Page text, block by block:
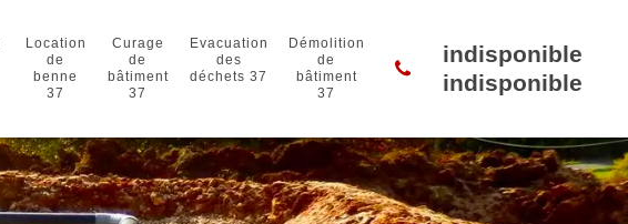
Location
de
benne
37
Curage
de
bâtiment
37
Evacuation
des
déchets 37
Démolition
de
bâtiment
37
indisponible
indisponible